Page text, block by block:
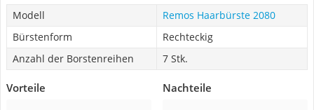
Modell
Remos Haarbürste 2080
Bürstenform
Rechteckig
Anzahl der Borstenreihen
7 Stk.
Vorteile Nachteile